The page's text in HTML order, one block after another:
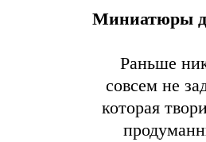
Миниатюры
Раньше
совсем не
которая